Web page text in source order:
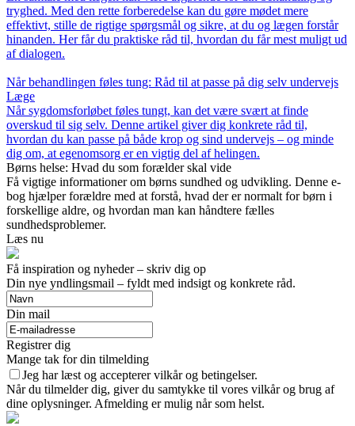
tryghed. Med den rette forberedelse kan du gøre mødet mere
effektivt, stille de rigtige spørgsmål og sikre, at du og lægen forstår
hinanden. Her får du praktiske råd til, hvordan du får mest muligt ud
af dialogen.
Når behandlingen føles tung: Råd til at passe på dig selv undervejs
Læge
Når sygdomsforløbet føles tungt, kan det være svært at finde
overskud til sig selv. Denne artikel giver dig konkrete råd til,
hvordan du kan passe på både krop og sind undervejs – og minde
dig om, at egenomsorg er en vigtig del af helingen.
Børns helse: Hvad du som forælder skal vide
Få vigtige informationer om børns sundhed og udvikling. Denne e-
bog hjælper forældre med at forstå, hvad der er normalt for børn i
forskellige aldre, og hvordan man kan håndtere fælles
sundhedsproblemer.
Læs nu
Få inspiration og nyheder – skriv dig op
Din nye yndlingsmail – fyldt med indsigt og konkrete råd.
Din mail
Registrer dig
Mange tak for din tilmelding
Jeg har læst og accepterer vilkår og betingelser.
Når du tilmelder dig, giver du samtykke til vores vilkår og brug af
dine oplysninger. Afmelding er mulig når som helst.